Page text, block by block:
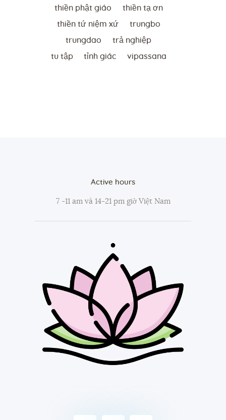
thiền phật giáo thiền tạ ơn
thiền tứ niệm xứ trungbo
trungdao trả nghiệp
tu tập tỉnh giác vipassana
Active hours
7 -11 am và 14-21 pm giờ Việt Nam